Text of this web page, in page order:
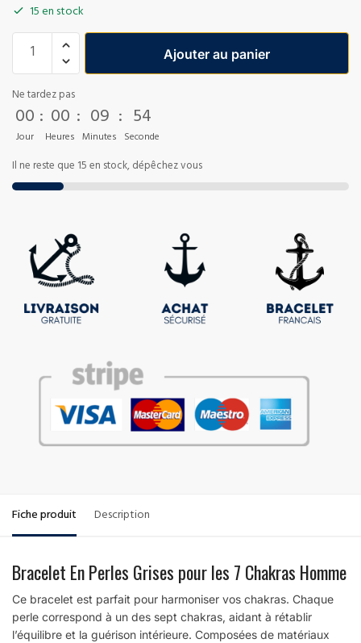
15 en stock
Ajouter au panier
Ne tardez pas
00
Jour
: 00
Heures
: 09
Minutes
: 53
Seconde
Il ne reste que 15 en stock, dépêchez vous
Fiche produit Description
Bracelet En Perles Grises pour les 7 Chakras Homme
Ce bracelet est parfait pour harmoniser vos chakras. Chaque
perle correspond à un des sept chakras, aidant à rétablir
l’équilibre et la guérison intérieure. Composées de matériaux